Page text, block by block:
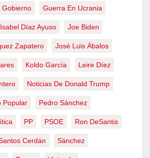
Gobierno Guerra En Ucrania
Isabel Díaz Ayuso Joe Biden
Zapatero José Luis Ábalos
Koldo García Leire Díez
Noticias De Donald Trump
Popular Pedro Sánchez
PP PSOE Ron DeSantis
Cerdán Sánchez